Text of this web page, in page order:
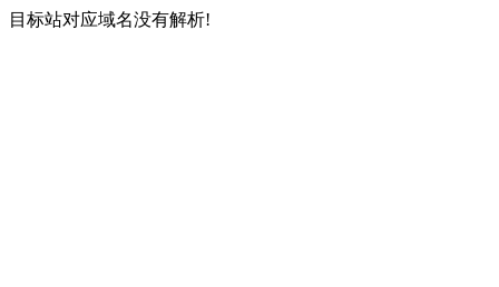
目标站对应域名没有解析!